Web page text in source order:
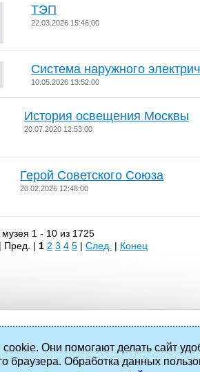
ТЭП
22.03.2026 15:46:00
Система наружного
10.05.2026 13:52:00
История освещения Москвы
20.07.2020 12:53:00
Герой Советского Союза
20.02.2026 12:48:00
музея 1 - 10 из 1725
Пред. | 1 2 3 4 5 | След. | Конец
ПАО «Мосэнерго». Все права
Они помогают делать сайт
браузера. Обработка данных